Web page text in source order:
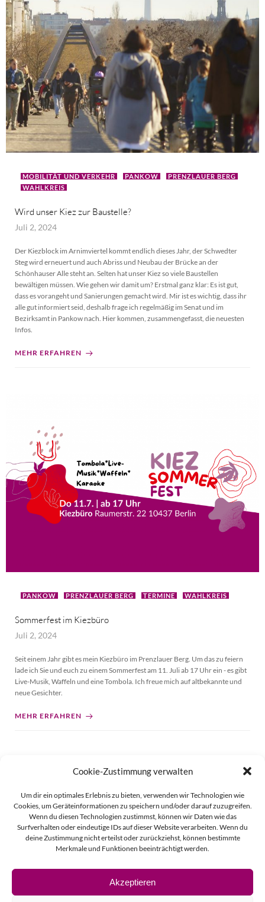
Cookie-Zustimmung verwalten
Um dir ein optimales Erlebnis zu bieten, verwenden wir Technologien wie
Cookies, um Geräteinformationen zu speichern und/oder darauf zuzugreifen.
Wenn du diesen Technologien zustimmst, können wir Daten wie das
Surfverhalten oder eindeutige IDs auf dieser Website verarbeiten. Wenn du
deine Zustimmung nicht erteilst oder zurückziehst, können bestimmte
Merkmale und Funktionen beeinträchtigt werden.
Akzeptieren
MOBILITÄT UND VERKEHR PANKOW
PRENZLAUER BERG
WAHLKREIS
Wird unser Kiez zur Baustelle?
Juli 2, 2024
Der Kiezblock im Arnimviertel kommt endlich dieses Jahr, der Schwedter
Steg wird erneuert und auch Abriss und Neubau der Brücke an der
Schönhauser Alle steht an. Selten hat unser Kiez so viele Baustellen
bewältigen müssen. Wie gehen wir damit um? Erstmal ganz klar: Es ist gut,
dass es vorangeht und Sanierungen gemacht wird. Mir ist es wichtig, dass ihr
alle gut informiert seid, deshalb frage ich regelmäßig im Senat und im
Bezirksamt in Pankow nach. Hier kommen, zusammengefasst, die neuesten
Infos.
MEHR ERFAHREN
PANKOW PRENZLAUER BERG TERMINE WAHLKREIS
Sommerfest im Kiezbüro
Juli 2, 2024
Seit einem Jahr gibt es mein Kiezbüro im Prenzlauer Berg. Um das zu feiern
lade ich Sie und euch zu einem Sommerfest am 11. Juli ab 17 Uhr ein - es gibt
Live-Musik, Waffeln und eine Tombola. Ich freue mich auf altbekannte und
neue Gesichter.
MEHR ERFAHREN
Posts
navigation
© 2026 Linda Vierecke.